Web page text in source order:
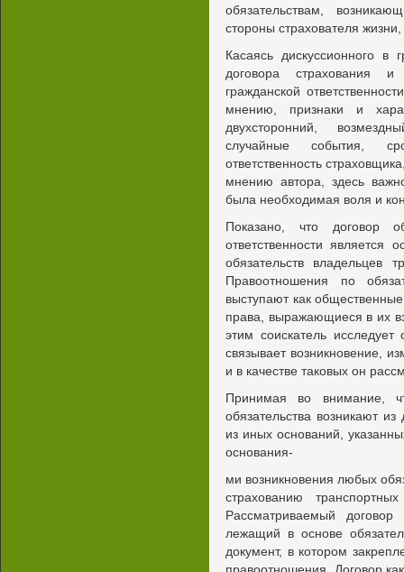
обязательствам,
стороны страхователя
Касаясь дискуссионного в
договора страхования и
гражданской
мнению, признаки и
двухсторонний,
случайные события,
ответственность
мнению автора, здесь
была необходимая воля и
Показано, что договор
ответственности является
обязательств владельцев
Правоотношения по
выступают как
права, выражающиеся в их
этим соискатель исследует
связывает возникновение,
и в качестве таковых он
Принимая во внимание,
обязательства возникают
из иных оснований,
основания-
ми возникновения любых
страхованию
Рассматриваемый договор
лежащий в основе
документ, в котором